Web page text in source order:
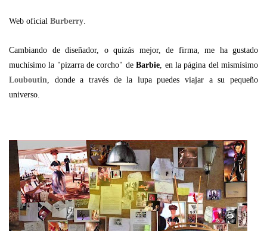
Web oficial Burberry.
Cambiando de diseñador, o quizás mejor, de firma, me ha gustado
muchísimo la "pizarra de corcho" deBarbie , en la página del mismísimo
Louboutin , donde a través de la lupa puedes viajar a su pequeño
universo.